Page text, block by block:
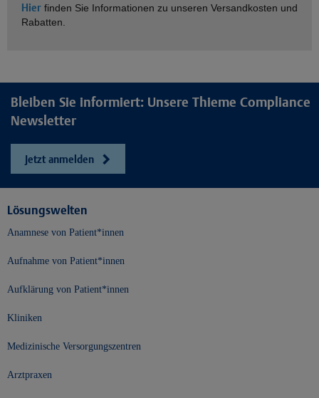
Hier finden Sie Informationen zu unseren Versandkosten und
Rabatten.
Bleiben Sie informiert: Unsere Thieme Compliance
Newsletter
Jetzt anmelden
Lösungswelten
Anamnese von Patient*innen
Aufnahme von Patient*innen
Aufklärung von Patient*innen
Kliniken
Medizinische Versorgungszentren
Arztpraxen